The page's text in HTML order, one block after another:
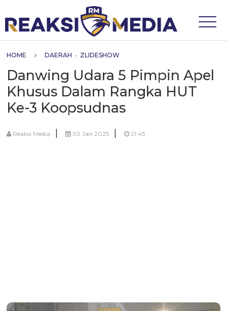
HOME DAERAH • ZLIDESHOW
Danwing Udara 5 Pimpin Apel
Khusus Dalam Rangka HUT
Ke-3 Koopsudnas
Reaksi Media | 30 Jan 2025 | 21:45